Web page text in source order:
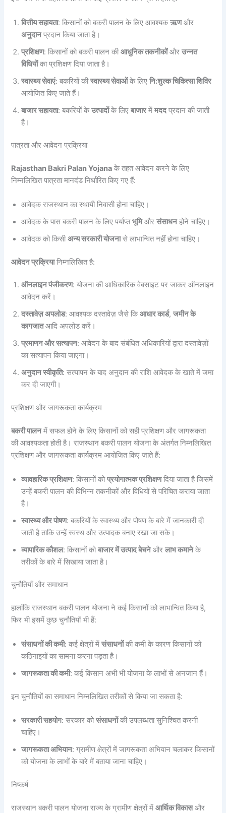
वित्तीय सहायता: किसानों को बकरी पालन के लिए आवश्यकऋणऔर
अनुदानप्रदान किया जाता है।
प्रशिक्षण: किसानों को बकरी पालन कीआधुनिक तकनीकोंऔरउन्नत
विधियोंका प्रशिक्षण दिया जाता है।
स्वास्थ्य सेवाएं: बकरियों कीस्वास्थ्य सेवाओंके लिएनि:शुल्क चिकित्सा शिविर
आयोजित किए जाते हैं।
बाजार सहायता: बकरियों केउत्पादोंके लिएबाजारमेंमददप्रदान की जाती
है।
पात्रता और आवेदन प्रक्रिया
Rajasthan Bakri Palan Yojana के तहत आवेदन करने के लिए
निम्नलिखित पात्रता मानदंड निर्धारित किए गए हैं:
आवेदक राजस्थान का स्थायी निवासी होना चाहिए।
आवेदक के पास बकरी पालन के लिए पर्याप्तभूमिऔरसंसाधनहोने चाहिए।
आवेदक को किसीअन्य सरकारी योजनासे लाभान्वित नहीं होना चाहिए।
आवेदन प्रक्रियानिम्नलिखित है:
ऑनलाइन पंजीकरण: योजना की आधिकारिक वेबसाइट पर जाकर ऑनलाइन
आवेदन करें।
दस्तावेज़ अपलोड: आवश्यक दस्तावेज़ जैसे किआधार कार्ड,जमीन के
कागजातआदि अपलोड करें।
प्रमाणन और सत्यापन: आवेदन के बाद संबंधित अधिकारियों द्वारा दस्तावेज़ों
का सत्यापन किया जाएगा।
अनुदान स्वीकृति: सत्यापन के बाद अनुदान की राशि आवेदक के खाते में जमा
कर दी जाएगी।
प्रशिक्षण और जागरूकता कार्यक्रम
बकरी पालनमें सफल होने के लिए किसानों को सही प्रशिक्षण और जागरूकता
की आवश्यकता होती है। राजस्थान बकरी पालन योजना के अंतर्गत निम्नलिखित
प्रशिक्षण और जागरूकता कार्यक्रम आयोजित किए जाते हैं:
व्यावहारिक प्रशिक्षण: किसानों कोप्रयोगात्मक प्रशिक्षणदिया जाता है जिसमें
उन्हें बकरी पालन की विभिन्न तकनीकों और विधियों से परिचित कराया जाता
है।
स्वास्थ्य और पोषण: बकरियों के स्वास्थ्य और पोषण के बारे में जानकारी दी
जाती है ताकि उन्हें स्वस्थ और उत्पादक बनाए रखा जा सके।
व्यापारिक कौशल: किसानों कोबाजार में उत्पाद बेचनेऔरलाभ कमानेके
तरीकों के बारे में सिखाया जाता है।
चुनौतियाँ और समाधान
हालांकि राजस्थान बकरी पालन योजना ने कई किसानों को लाभान्वित किया है,
फिर भी इसमें कुछ चुनौतियाँ भी हैं:
संसाधनों की कमी: कई क्षेत्रों मेंसंसाधनोंकी कमी के कारण किसानों को
कठिनाइयों का सामना करना पड़ता है।
जागरूकता की कमी: कई किसान अभी भी योजना के लाभों से अनजान हैं।
इन चुनौतियों का समाधान निम्नलिखित तरीकों से किया जा सकता है:
सरकारी सहयोग: सरकार कोसंसाधनोंकी उपलब्धता सुनिश्चित करनी
चाहिए।
जागरूकता अभियान: ग्रामीण क्षेत्रों में जागरूकता अभियान चलाकर किसानों
को योजना के लाभों के बारे में बताया जाना चाहिए।
निष्कर्ष
राजस्थान बकरी पालन योजना राज्य के ग्रामीण क्षेत्रों मेंआर्थिक विकासऔर